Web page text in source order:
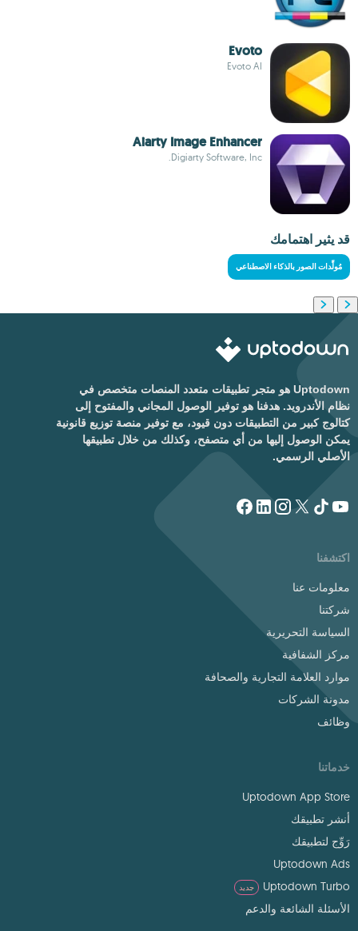
Evoto
Evoto AI
Aiarty Image Enhancer
Digiarty Software, Inc.
قد يثير اهتمامك
مُولِّدات الصور بالذكاء الاصطناعي
Uptodown هو متجر تطبيقات متعدد المنصات متخصص في
نظام الأندرويد. هدفنا هو توفير الوصول المجاني والمفتوح إلى
كتالوج كبير من التطبيقات دون قيود، مع توفير منصة توزيع قانونية
يمكن الوصول إليها من أي متصفح، وكذلك من خلال تطبيقها
الأصلي الرسمي.
اكتشفنا
معلومات عنا
شركتنا
السياسة التحريرية
مركز الشفافية
موارد العلامة التجارية والصحافة
مدونة الشركات
وظائف
خدماتنا
Uptodown App Store
أنشر تطبيقك
رَوِّج لتطبيقك
Uptodown Ads
Uptodown Turbo
جديد
الأسئلة الشائعة والدعم